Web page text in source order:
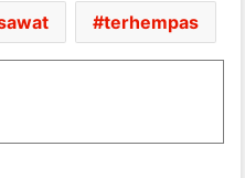
terhempas